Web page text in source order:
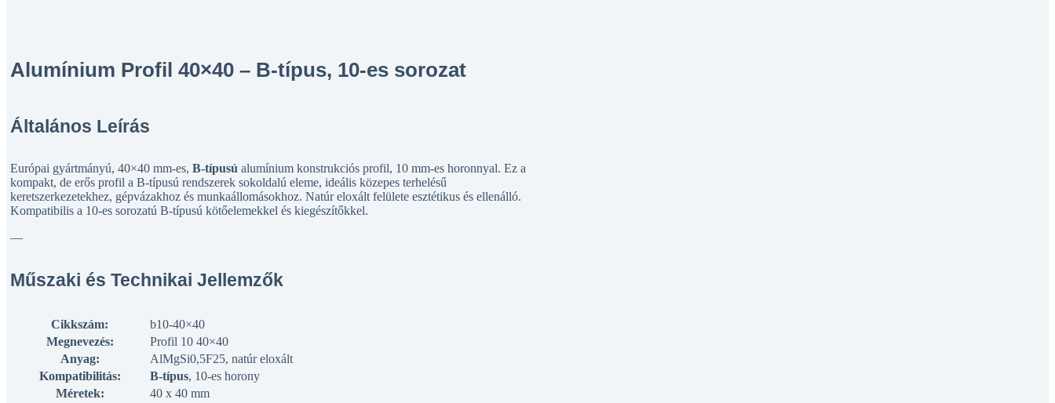
Alumínium Profil 40×40 – B-típus, 10-es sorozat
Általános Leírás
Európai gyártmányú, 40×40 mm-es, B-típusú alumínium konstrukciós profil, 10 mm-es horonnyal. Ez a
kompakt, de erős profil a B-típusú rendszerek sokoldalú eleme, ideális közepes terhelésű
keretszerkezetekhez, gépvázakhoz és munkaállomásokhoz. Natúr eloxált felülete esztétikus és ellenálló.
Kompatibilis a 10-es sorozatú B-típusú kötőelemekkel és kiegészítőkkel.
—
Műszaki és Technikai Jellemzők
Cikkszám:
b10-40×40
Megnevezés:
Profil 10 40×40
Anyag:
AlMgSi0,5F25, natúr eloxált
Kompatibilitás:
B-típus, 10-es horony
Méretek:
40 x 40 mm